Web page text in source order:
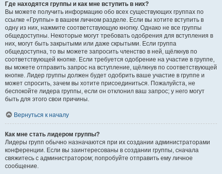
Где находятся группы и как мне вступить в них?
Вы можете получить информацию обо всех существующих группах по
ссылке «Группы» в вашем личном разделе. Если вы хотите вступить в
одну из них, нажмите соответствующую кнопку. Однако не все группы
общедоступны. Некоторые могут требовать одобрения для вступления в
них, могут быть закрытыми или даже скрытыми. Если группа
общедоступна, то вы можете запросить членство в ней, щёлкнув по
соответствующей кнопке. Если требуется одобрение на участие в группе,
вы можете отправить запрос на вступление, щёлкнув по соответствующей
кнопке. Лидер группы должен будет одобрить ваше участие в группе и
может спросить, зачем вы хотите присоединиться. Пожалуйста, не
беспокойте лидера группы, если он отклонил ваш запрос; у него могут
быть для этого свои причины.
Вернуться к началу
Как мне стать лидером группы?
Лидеры групп обычно назначаются при их создании администраторами
конференции. Если вы заинтересованы в создании группы, сначала
свяжитесь с администратором; попробуйте отправить ему личное
сообщение.